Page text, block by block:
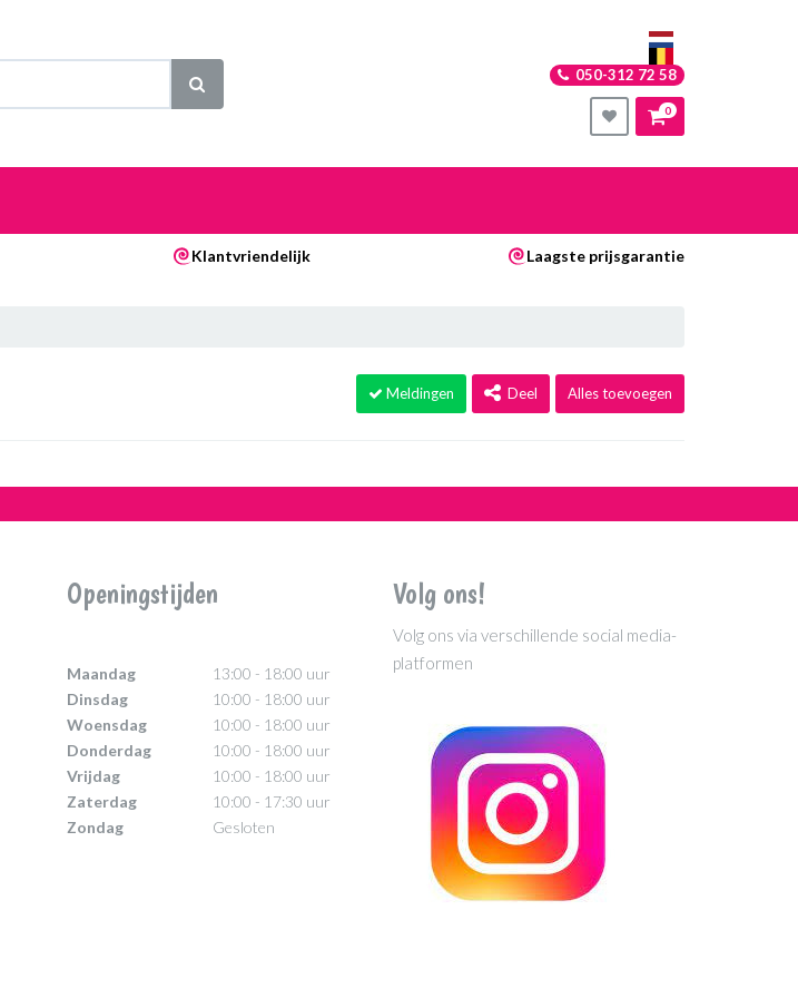
050-312 72 58
0
Klantvriendelijk Laagste prijsgarantie
Meldingen Deel Alles toevoegen
Openingstijden
Maandag
13:00 - 18:00 uur
Dinsdag
10:00 - 18:00 uur
Woensdag
10:00 - 18:00 uur
Donderdag
10:00 - 18:00 uur
Vrijdag
10:00 - 18:00 uur
Zaterdag
10:00 - 17:30 uur
Zondag
Gesloten
Volg ons!
Volg ons via verschillende social media-
platformen